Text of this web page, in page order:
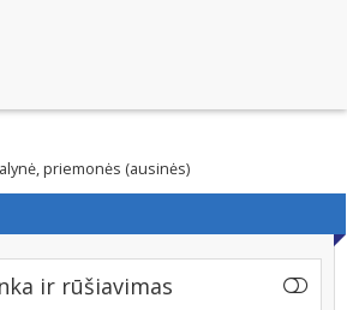
priemonės (ausinės)
ir rūšiavimas